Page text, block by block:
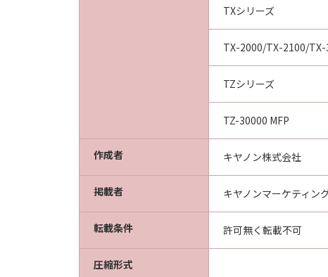
TXシリーズ
TX-2000/TX-2100/
TZシリーズ
TZ-30000 MFP
作成者 キヤノン株式会社
掲載者 キヤノンマーケティン
転載条件 許可無く転載不可
圧縮形式